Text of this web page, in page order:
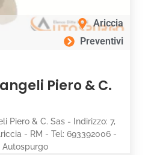
Ariccia
Preventivi
Piero & C.
Piero & C. Sas - Indirizzo: 7,
- RM - Tel: 693392006 -
Autospurgo